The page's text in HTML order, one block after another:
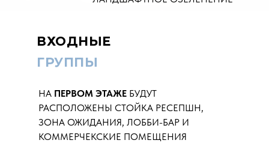
ВХОДНЫЕ
ГРУППЫ
НА ПЕРВОМ ЭТАЖЕ БУДУТ
РАСПОЛОЖЕНЫ СТОЙКА РЕСЕПШН,
ЗОНА ОЖИДАНИЯ, ЛОББИ-БАР И
КОММЕРЧЕКСКИЕ ПОМЕЩЕНИЯ